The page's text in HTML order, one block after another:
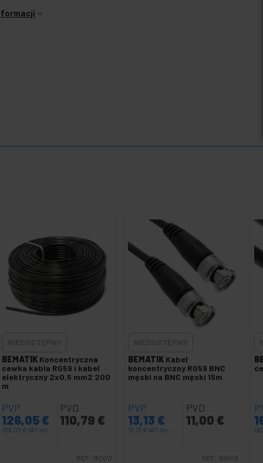
BEMATIK Koncentryczna
cewka kabla RG59 i kabel
elektryczny 2x0,5 mm2 200
m
PVP
126,05€
126,05 €VAT inc.
PVD
110,79 €
REF: RC017
BEMATIK Kabel
koncentryczny RG59 BNC
męski na BNC męski 15m
PVP
13,13 €
13,13 €VAT inc.
PVD
11,00 €
REF: BN019